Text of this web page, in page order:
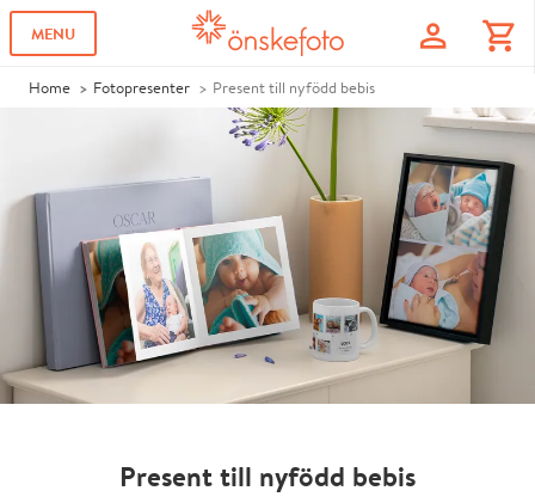
MENU profile shopping_cart
Home Fotopresenter Present till nyfödd bebis
Present till nyfödd bebis